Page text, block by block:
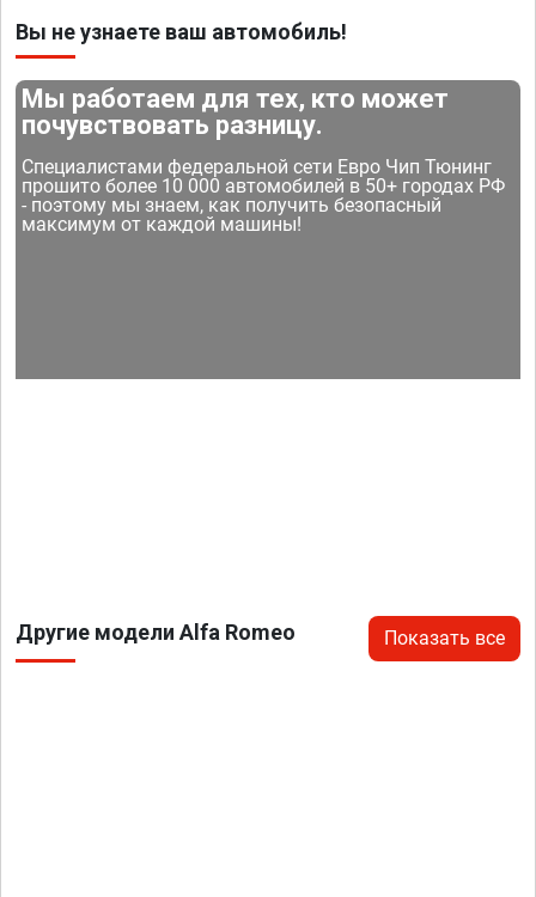
Вы не узнаете ваш автомобиль!
Мы работаем для тех, кто может
почувствовать разницу.
Специалистами федеральной сети Евро Чип Тюнинг
прошито более 10 000 автомобилей в 50+ городах РФ
- поэтому мы знаем, как получить безопасный
максимум от каждой машины!
Другие модели Alfa Romeo Показать все